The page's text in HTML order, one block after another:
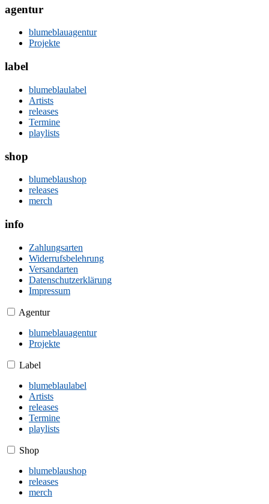
agentur
blumeblauagentur
Projekte
label
blumeblaulabel
Artists
releases
Termine
playlists
shop
blumeblaushop
releases
merch
info
Zahlungsarten
Widerrufsbelehrung
Versandarten
Datenschutzerklärung
Impressum
Agentur
blumeblauagentur
Projekte
Label
blumeblaulabel
Artists
releases
Termine
playlists
Shop
blumeblaushop
releases
merch